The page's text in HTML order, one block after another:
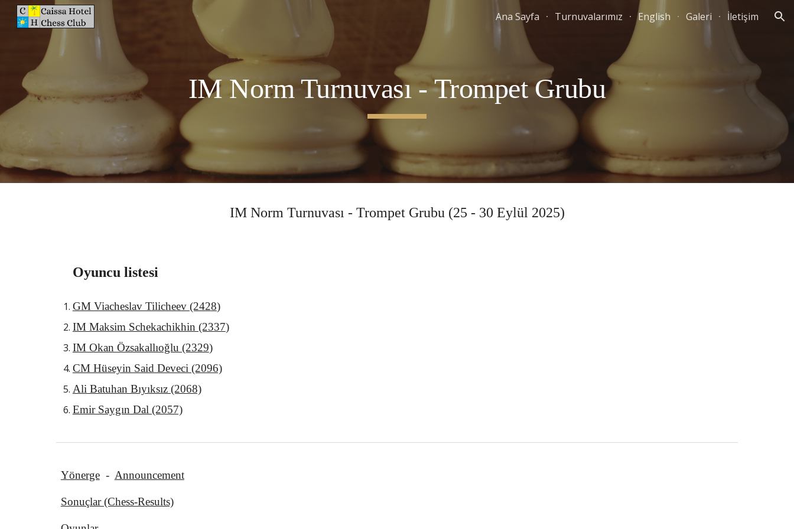
Skip to main content Skip to navigation
Ana Sayfa Turnuvalarımız English Galeri İletişim
IM Norm Turnuvası -TrompetGrubu
IM Norm Turnuvası - Trompet Grubu (25 - 30 Eylül 2025)
Oyuncu listesi
GM Viacheslav Tilicheev (2428)
IM Maksim Schekachikhin (2337)
IM Okan Özsakallıoğlu (2329)
CM Hüseyin Said Deveci (2096)
Ali Batuhan Bıyıksız (2068)
Emir Saygın Dal (2057)
Yönerge- Announcement
Sonuçlar (Chess-Results)